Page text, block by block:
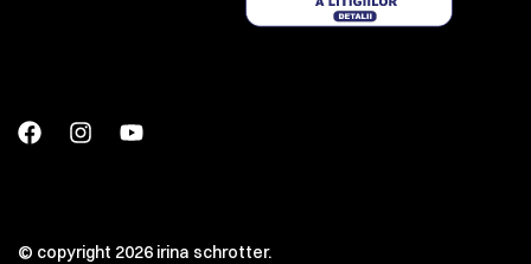
© copyright 2026 irina schrotter.